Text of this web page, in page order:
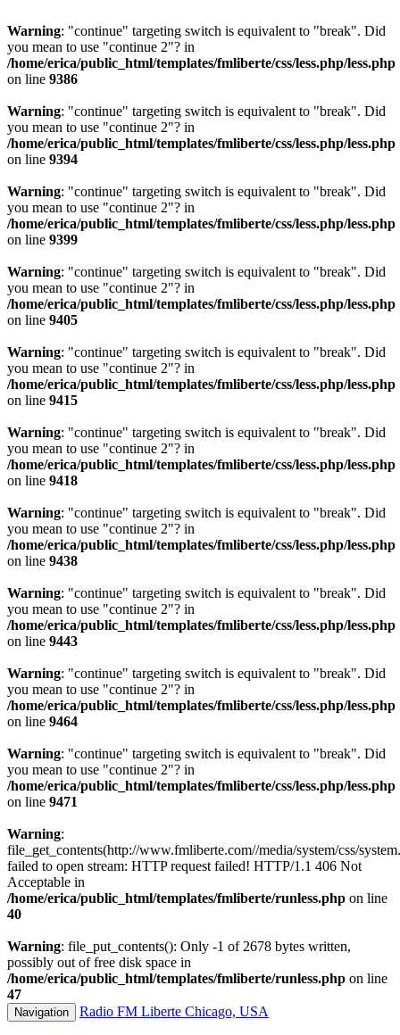
Warning: "continue" targeting switch is equivalent to "break". Did
you mean to use "continue 2"? in
/home/erica/public_html/templates/fmliberte/css/less.php/less.php
on line 9386
Warning: "continue" targeting switch is equivalent to "break". Did
you mean to use "continue 2"? in
/home/erica/public_html/templates/fmliberte/css/less.php/less.php
on line 9394
Warning: "continue" targeting switch is equivalent to "break". Did
you mean to use "continue 2"? in
/home/erica/public_html/templates/fmliberte/css/less.php/less.php
on line 9399
Warning: "continue" targeting switch is equivalent to "break". Did
you mean to use "continue 2"? in
/home/erica/public_html/templates/fmliberte/css/less.php/less.php
on line 9405
Warning: "continue" targeting switch is equivalent to "break". Did
you mean to use "continue 2"? in
/home/erica/public_html/templates/fmliberte/css/less.php/less.php
on line 9415
Warning: "continue" targeting switch is equivalent to "break". Did
you mean to use "continue 2"? in
/home/erica/public_html/templates/fmliberte/css/less.php/less.php
on line 9418
Warning: "continue" targeting switch is equivalent to "break". Did
you mean to use "continue 2"? in
/home/erica/public_html/templates/fmliberte/css/less.php/less.php
on line 9438
Warning: "continue" targeting switch is equivalent to "break". Did
you mean to use "continue 2"? in
/home/erica/public_html/templates/fmliberte/css/less.php/less.php
on line 9443
Warning: "continue" targeting switch is equivalent to "break". Did
you mean to use "continue 2"? in
/home/erica/public_html/templates/fmliberte/css/less.php/less.php
on line 9464
Warning: "continue" targeting switch is equivalent to "break". Did
you mean to use "continue 2"? in
/home/erica/public_html/templates/fmliberte/css/less.php/less.php
on line 9471
Warning:
file_get_contents(http://www.fmliberte.com//media/system/css/
failed to open stream: HTTP request failed! HTTP/1.1 406 Not
Acceptable in
/home/erica/public_html/templates/fmliberte/runless.php on line
40
Warning: file_put_contents(): Only -1 of 2678 bytes written,
possibly out of free disk space in
/home/erica/public_html/templates/fmliberte/runless.php on line
47
Navigation Radio FM Liberte Chicago, USA